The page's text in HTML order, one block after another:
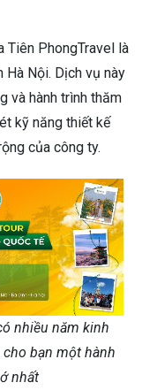
Tiên PhongTravel là
Hà Nội. Dịch vụ này
và hành trình thăm
kỹ năng thiết kế
của công ty.
nhiều năm kinh
bạn một hành
nhất